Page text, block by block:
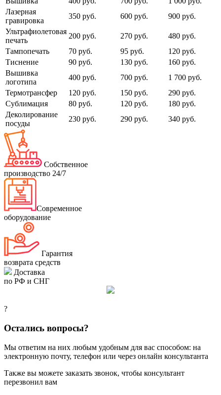
Лазерная
гравировка
350 руб. 600 руб.
900 руб.
Ультрафиолетовая
печать
200 руб. 270 руб.
480 руб.
Тампопечать
70 руб. 95 руб.
120 руб.
Тиснение
90 руб. 130 руб.
160 руб.
Вышивка
логотипа
400 руб. 700 руб.
1 700 руб.
Термотрансфер
120 руб. 150 руб.
290 руб.
Сублимация
80 руб. 120 руб.
180 руб.
Деколирование
посуды
230 руб. 290 руб. 340 руб.
Собственное
производство 24/7
Современное
оборудование
Гарантия
возврата средств
Доставка
по РФ и СНГ
?
Остались вопросы?
Мы ответим на них любым удобным для вас способом: на
электронную почту, телефон или через онлайн консультанта
Также вы можете заказать звонок, чтобы консультант
перезвонил вам